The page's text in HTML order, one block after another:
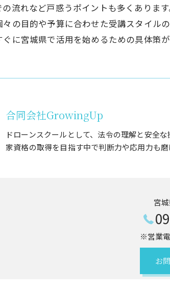
流れなど戸惑うポイントも多くありま
の目的や予算に合わせた受講スタイル
に宮城県で活用を始めるための具体策が
合同会社GrowingUp
ドローンスクールとして、法令の理解と安全
家資格の取得を目指す中で判断力や応用力も
宮
※営業
お